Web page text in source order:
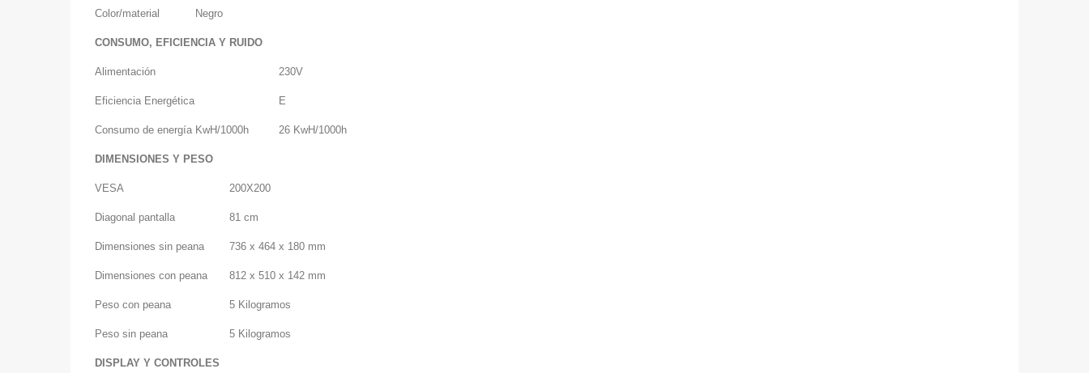
Color/material Negro
CONSUMO, EFICIENCIA Y RUIDO
Alimentación 230V
Eficiencia Energética E
Consumo de energía KwH/1000h 26 KwH/1000h
DIMENSIONES Y PESO
VESA 200X200
Diagonal pantalla 81 cm
Dimensiones sin peana 736 x 464 x 180 mm
Dimensiones con peana 812 x 510 x 142 mm
Peso con peana 5 Kilogramos
Peso sin peana 5 Kilogramos
DISPLAY Y CONTROLES